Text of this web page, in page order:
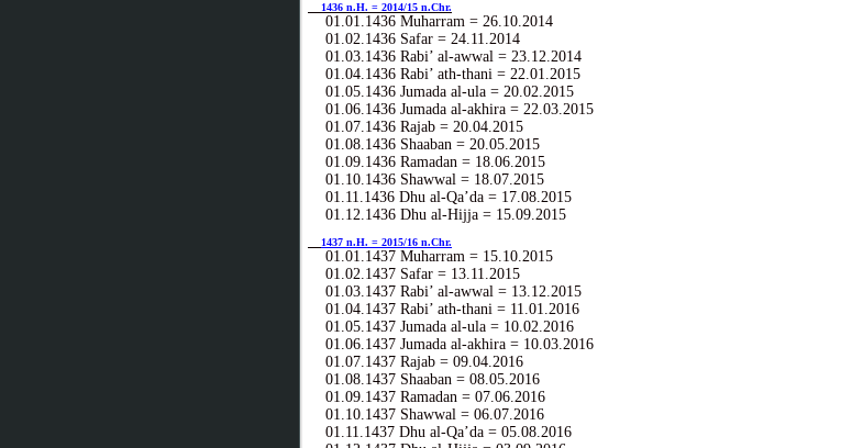
1436 n.H. = 2014/15 n.Chr.
01.01.1436 Muharram = 26.10.2014
01.02.1436 Safar = 24.11.2014
01.03.1436 Rabi’ al-awwal = 23.12.2014
01.04.1436 Rabi’ ath-thani = 22.01.2015
01.05.1436 Jumada al-ula = 20.02.2015
01.06.1436 Jumada al-akhira = 22.03.2015
01.07.1436 Rajab = 20.04.2015
01.08.1436 Shaaban = 20.05.2015
01.09.1436 Ramadan = 18.06.2015
01.10.1436 Shawwal = 18.07.2015
01.11.1436 Dhu al-Qa’da = 17.08.2015
01.12.1436 Dhu al-Hijja = 15.09.2015
1437 n.H. = 2015/16 n.Chr.
01.01.1437 Muharram = 15.10.2015
01.02.1437 Safar = 13.11.2015
01.03.1437 Rabi’ al-awwal = 13.12.2015
01.04.1437 Rabi’ ath-thani = 11.01.2016
01.05.1437 Jumada al-ula = 10.02.2016
01.06.1437 Jumada al-akhira = 10.03.2016
01.07.1437 Rajab = 09.04.2016
01.08.1437 Shaaban = 08.05.2016
01.09.1437 Ramadan = 07.06.2016
01.10.1437 Shawwal = 06.07.2016
01.11.1437 Dhu al-Qa’da = 05.08.2016